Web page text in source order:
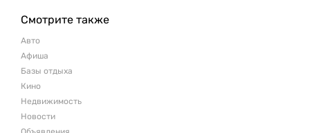
Смотрите также
Авто
Афиша
Базы отдыха
Кино
Недвижимость
Новости